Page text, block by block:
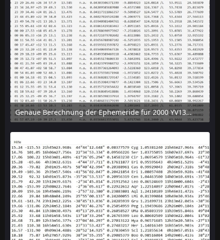
Genaue Berechnung der Ephemeride für 2000 YV137 mit dem online-tool "Horizon" des JPL
6. August 2026 um 15:38